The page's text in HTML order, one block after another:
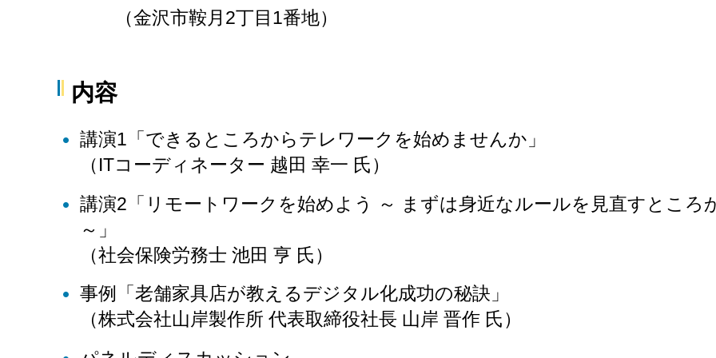
（金沢市鞍月2丁目1番地）
内容
講演1「できるところからテレワークを始めませんか」
（ITコーディネーター 越田 幸一 氏）
講演2「リモートワークを始めよう ～ まずは身近なルールを見直すところ
～」
（社会保険労務士 池田 亨 氏）
事例「老舗家具店が教えるデジタル化成功の秘訣」
（株式会社山岸製作所 代表取締役社長 山岸 晋作 氏）